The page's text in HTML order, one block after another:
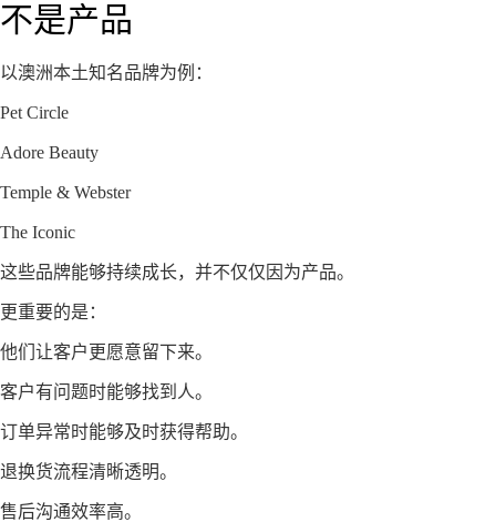
不是产品
以澳洲本土知名品牌为例：
Pet Circle
Adore Beauty
Temple & Webster
The Iconic
这些品牌能够持续成长，并不仅仅因为产品。
更重要的是：
他们让客户更愿意留下来。
客户有问题时能够找到人。
订单异常时能够及时获得帮助。
退换货流程清晰透明。
售后沟通效率高。